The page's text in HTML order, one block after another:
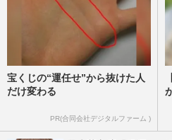
宝くじの“運任せ”から抜けた人
だけ変わる
PR(合同会社デジタルファーム )